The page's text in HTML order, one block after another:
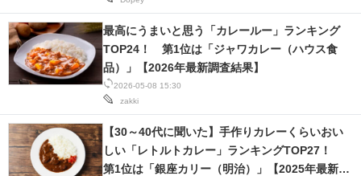
2026-05-08 15:30
zakki
最高にうまいと思う「カレールー」ランキング
TOP24！ 第1位は「ジャワカレー（ハウス食
品）」【2026年最新調査結果】
【30～40代に聞いた】手作りカレーくらいおい
しい「レトルトカレー」ランキングTOP27！
第1位は「銀座カリー（明治）」【2025年最新調